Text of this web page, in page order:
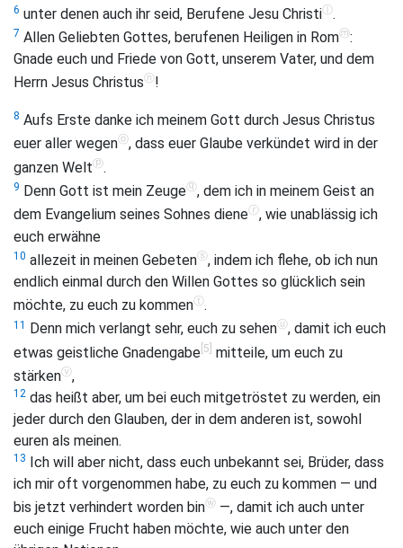
6 unter denen auch ihr seid, Berufene Jesu Christiⓛ.
7 Allen Geliebten Gottes, berufenen Heiligen in Romⓜ:
Gnade euch und Friede von Gott, unserem Vater, und dem
Herrn Jesus Christusⓝ!
8 Aufs Erste danke ich meinem Gott durch Jesus Christus
euer aller wegenⓞ, dass euer Glaube verkündet wird in der
ganzen Weltⓟ.
9 Denn Gott ist mein Zeugeⓠ, dem ich in meinem Geist an
dem Evangelium seines Sohnes dieneⓡ, wie unablässig ich
euch erwähne
10 allezeit in meinen Gebetenⓢ, indem ich flehe, ob ich nun
endlich einmal durch den Willen Gottes so glücklich sein
möchte, zu euch zu kommenⓣ.
11 Denn mich verlangt sehr, euch zu sehenⓤ, damit ich euch
etwas geistliche Gnadengabe [5] mitteile, um euch zu
stärkenⓥ,
12 das heißt aber, um bei euch mitgetröstet zu werden, ein
jeder durch den Glauben, der in dem anderen ist, sowohl
euren als meinen.
13
Ich will aber nicht, dass euch unbekannt sei, Brüder, dass
ich mir oft vorgenommen habe, zu euch zu kommen — und
bis jetzt verhindert worden binⓦ —, damit ich auch unter
euch einige Frucht haben möchte, wie auch unter den